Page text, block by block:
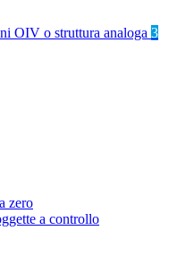
OIV o struttura analoga 3
zero
a controllo